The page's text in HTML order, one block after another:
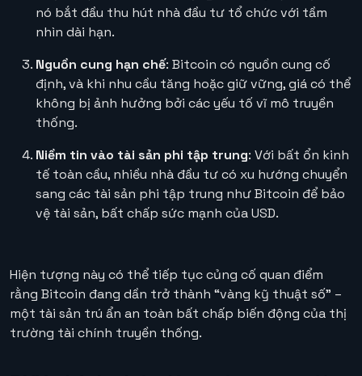
nó bắt đầu thu hút nhà đầu tư tổ chức với tầm
nhìn dài hạn.
Nguồn cung hạn chế: Bitcoin có nguồn cung cố
định, và khi nhu cầu tăng hoặc giữ vững, giá có thể
không bị ảnh hưởng bởi các yếu tố vĩ mô truyền
thống.
Niềm tin vào tài sản phi tập trung: Với bất ổn kinh
tế toàn cầu, nhiều nhà đầu tư có xu hướng chuyển
sang các tài sản phi tập trung như Bitcoin để bảo
vệ tài sản, bất chấp sức mạnh của USD.
Hiện tượng này có thể tiếp tục củng cố quan điểm
rằng Bitcoin đang dần trở thành “vàng kỹ thuật số” –
một tài sản trú ẩn an toàn bất chấp biến động của thị
trường tài chính truyền thống.